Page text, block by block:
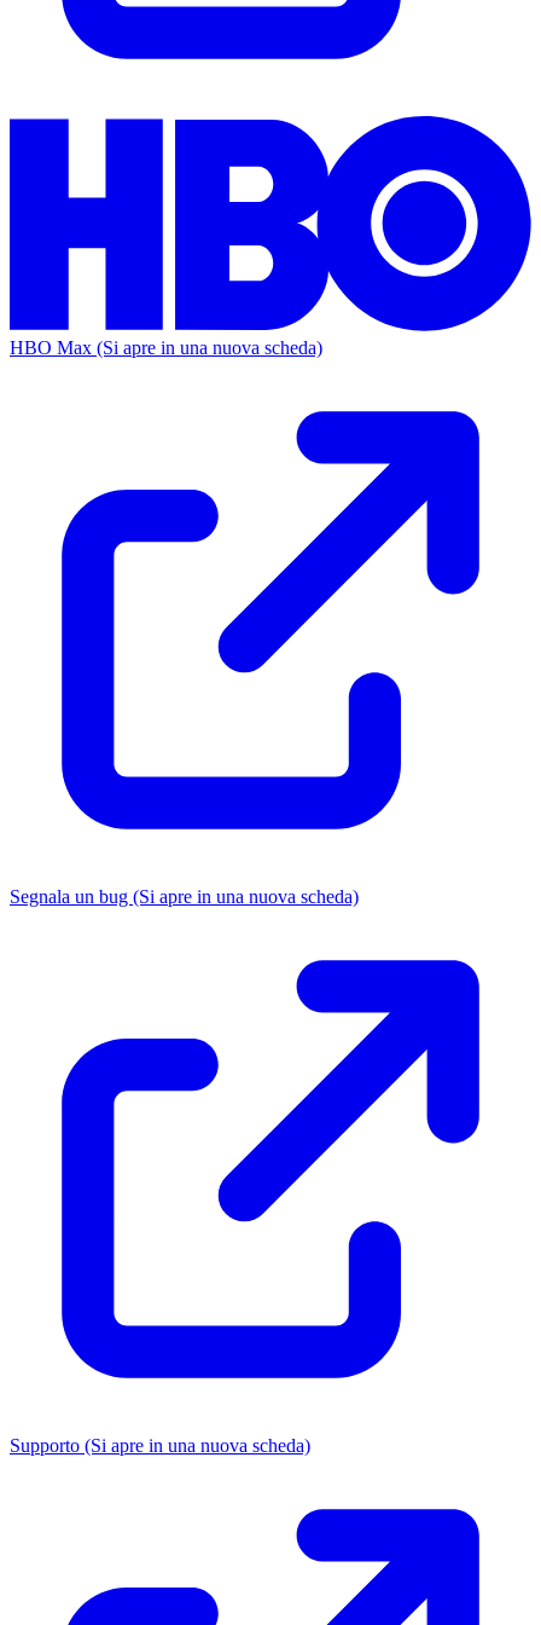
HBO Max (Si apre in una nuova scheda)
Segnala un bug (Si apre in una nuova scheda)
Supporto (Si apre in una nuova scheda)